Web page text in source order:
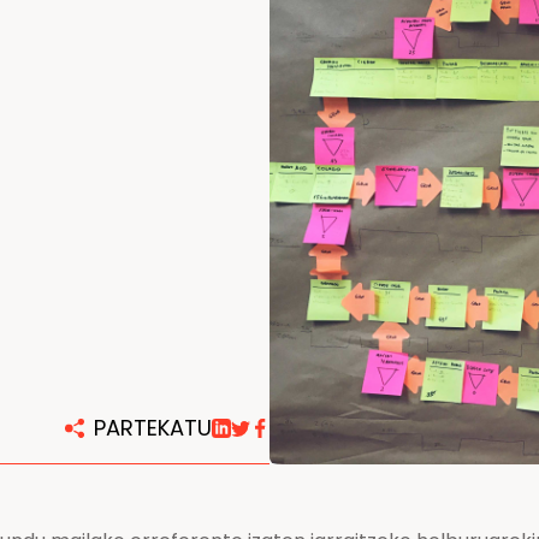
Konponketa eta mantentze
lanetarako zentroak
PARTEKATU